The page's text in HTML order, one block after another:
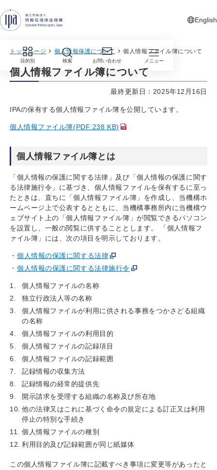
English
新しいタ
目的別 検索 お問い合わせ メニュー
トップページ 個人情報保護について 個人情報ファイル簿について
個人情報ファイル簿について
最終更新日：2025年12月16日
IPAの保有する個人情報ファイル簿を公開しています。
個人情報ファイル簿(PDF:238 KB)
個人情報ファイル簿とは
「個人情報の保護に関する法律」及び「個人情報の保護に関す
る法律施行令」に基づき、個人情報ファイルを保有するに至っ
たときは、直ちに「個人情報ファイル簿」を作成し、当機構ホ
ームページ上で公表するとともに、当機構事務所内に当機構ウ
ェブサイト上の「個人情報ファイル簿」が閲覧できるパソコン
を設置し、一般の閲覧に供することとします。 「個人情報フ
ァイル簿」には、次の項目を明示しております。
個人情報の保護に関する法律
個人情報の保護に関する法律施行令
個人情報ファイルの名称
独立行政法人等の名称
個人情報ファイルが利用に供される事務をつかさどる組織
の名称
個人情報ファイルの利用目的
個人情報ファイルの記録項目
個人情報ファイルの記録範囲
記録情報の収集方法
記録情報の経常的提供先
開示請求を受理する組織の名称及び所在地
他の法律又はこれに基づく命令の規定による訂正又は利用
停止の特別な手続き
個人情報ファイルの種別
利用目的及び記録範囲が同じ紙媒体
この個人情報ファイル簿に記載すべき事項に変更等があったと